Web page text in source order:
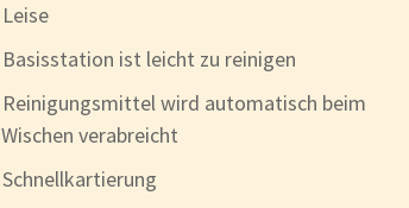
Leise
Basisstation ist leicht zu reinigen
Reinigungsmittel wird automatisch beim
Wischen verabreicht
Schnellkartierung